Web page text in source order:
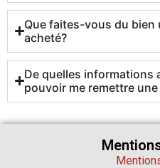
Que faites-vous du
acheté?
De quelles informations
pouvoir me remettre